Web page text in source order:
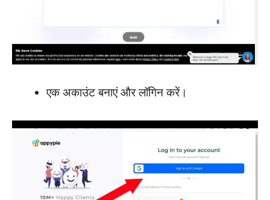
एक अकाउंट बनाएं और लॉगिन करें।